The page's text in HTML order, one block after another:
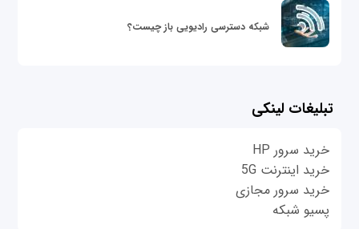
شبکه دسترسی رادیویی باز چیست؟
تبلیغات لینکی
خرید سرور HP
خرید اینترنت 5G
خرید سرور مجازی
پسیو شبکه